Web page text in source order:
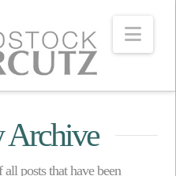
Archive
posts that have been